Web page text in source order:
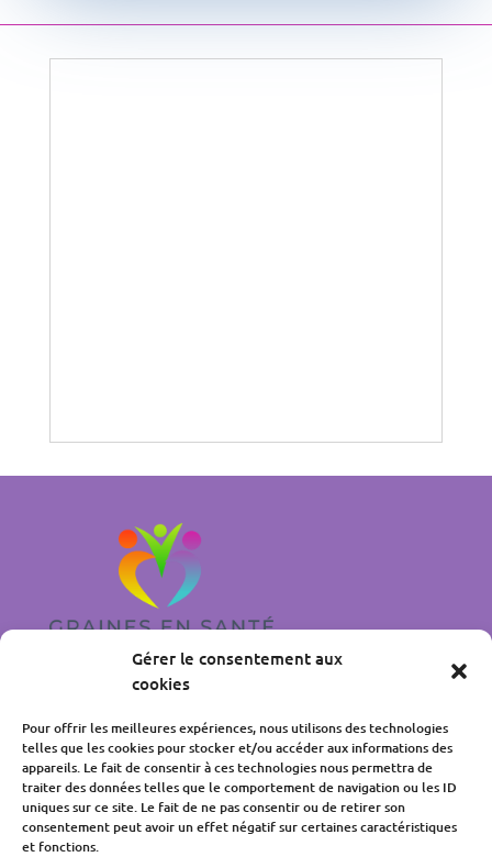
Gérer le consentement aux
cookies
Pour offrir les meilleures expériences, nous utilisons des technologies
telles que les cookies pour stocker et/ou accéder aux informations des
appareils. Le fait de consentir à ces technologies nous permettra de
traiter des données telles que le comportement de navigation ou les ID
uniques sur ce site. Le fait de ne pas consentir ou de retirer son
consentement peut avoir un effet négatif sur certaines caractéristiques
et fonctions.
Mentions légales
Politique de confidentialité
Politique de cookies
Liens utiles